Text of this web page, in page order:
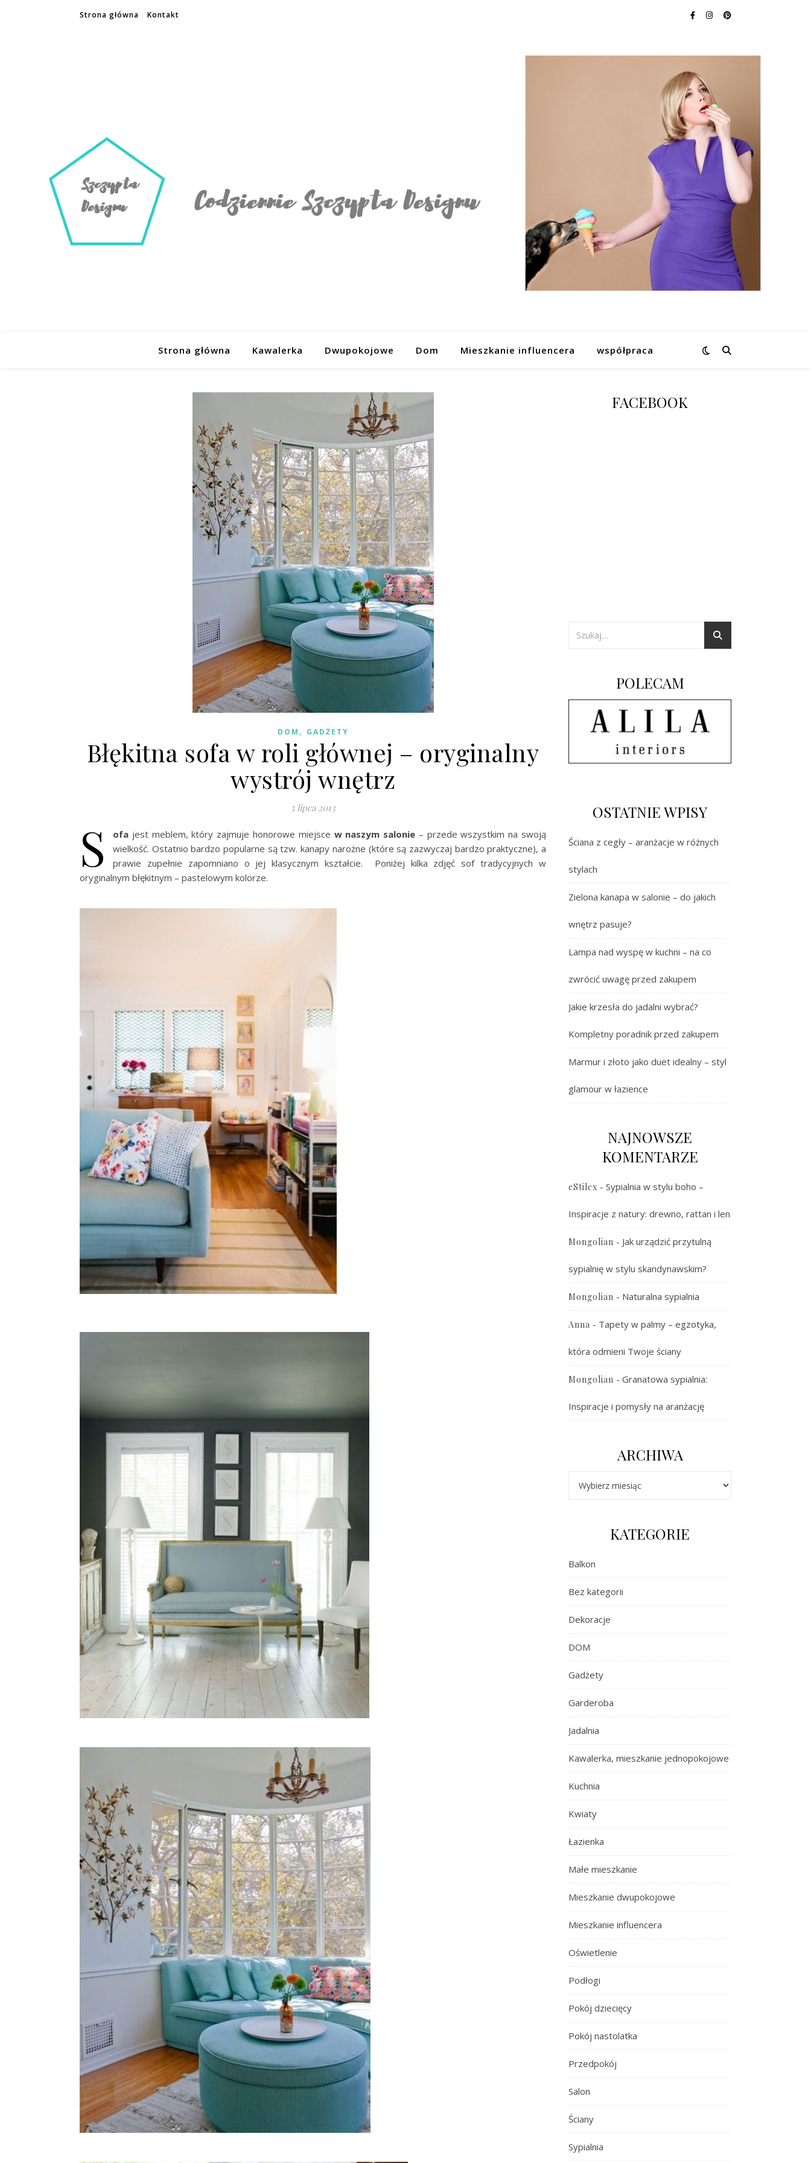
Strona główna Kontakt
Strona główna Kawalerka Dwupokojowe Dom Mieszkanie influencera współpraca
DOM , GADŻETY
Błękitna sofa w roli głównej – oryginalny
wystrój wnętrz
5 lipca 2013
S ofa jest meblem, który zajmuje honorowe miejsce w naszym salonie – przede wszystkim na swoją
wielkość. Ostatnio bardzo popularne są tzw. kanapy narożne (które są zazwyczaj bardzo praktyczne), a
prawie zupełnie zapomniano o jej klasycznym kształcie. Poniżej kilka zdjęć sof tradycyjnych w
oryginalnym błękitnym – pastelowym kolorze.
FACEBOOK
POLECAM
OSTATNIE WPISY
Ściana z cegły – aranżacje w różnych
stylach
Zielona kanapa w salonie – do jakich
wnętrz pasuje?
Lampa nad wyspę w kuchni – na co
zwrócić uwagę przed zakupem
Jakie krzesła do jadalni wybrać?
Kompletny poradnik przed zakupem
Marmur i złoto jako duet idealny – styl
glamour w łazience
NAJNOWSZE
KOMENTARZE
eStilex - Sypialnia w stylu boho –
Inspiracje z natury: drewno, rattan i len
Mongolian - Jak urządzić przytulną
sypialnię w stylu skandynawskim?
Mongolian - Naturalna sypialnia
Anna - Tapety w palmy – egzotyka,
która odmieni Twoje ściany
Mongolian - Granatowa sypialnia:
Inspiracje i pomysły na aranżację
ARCHIWA
KATEGORIE
Balkon
Bez kategorii
Dekoracje
DOM
Gadżety
Garderoba
Jadalnia
Kawalerka, mieszkanie jednopokojowe
Kuchnia
Kwiaty
Łazienka
Małe mieszkanie
Mieszkanie dwupokojowe
Mieszkanie influencera
Oświetlenie
Podłogi
Pokój dziecięcy
Pokój nastolatka
Przedpokój
Salon
Ściany
Sypialnia